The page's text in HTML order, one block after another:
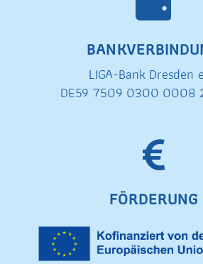
LIGA-Bank Dresden
DE59 7509 0300 0008
FÖRDERUNG